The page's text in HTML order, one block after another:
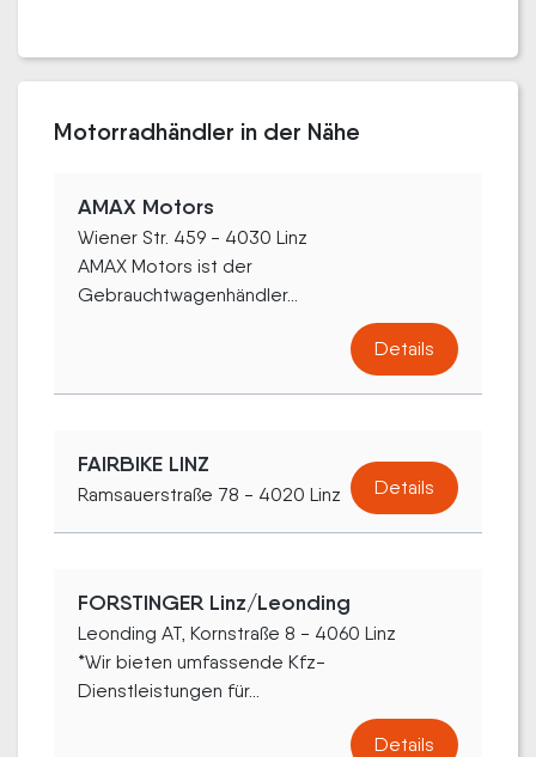
Motorradhändler in der Nähe
AMAX Motors
Wiener Str. 459 - 4030 Linz
AMAX Motors ist der
Gebrauchtwagenhändler...
Details
FAIRBIKE LINZ
Ramsauerstraße 78 - 4020 Linz Details
FORSTINGER Linz/Leonding
Leonding AT, Kornstraße 8 - 4060 Linz
*Wir bieten umfassende Kfz-
Dienstleistungen für...
Details